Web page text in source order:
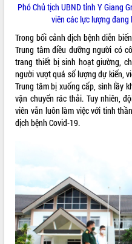
vụ 6 tháng cuối năm 2026
Kỳ họp thứ Hai, Hội đồng nhân dân
tỉnh khóa XI quyết nghị nhiều nội dung
quan trọng
Bí thư Tỉnh ủy Lương Nguyễn Minh
Triết thăm, tặng quà người có công với
cách mạng
Rà soát, hoàn thiện hệ thống thiết chế
văn hóa, thể thao đáp ứng yêu cầu
phát triển mới
Lễ truy điệu và an táng hài cốt liệt sĩ
tại Nghĩa trang Liệt sĩ xã Sơn Hòa
Bàn giải pháp tháo gỡ khó khăn trong
xuất khẩu sầu riêng và triển khai quy
định EUDR
ALBUM ẢNH
THỐNG KÊ TRUY CẬP
Phó Chủ tịch UBND tỉnh Y Giang
viên các lực lượng
Trong bối cảnh dịch bệnh diễn
Trung tâm điều dưỡng người có
trang thiết bị sinh hoạt giường,
người vượt quá số lượng dự kiến,
Trung tâm bị xuống cấp, sình lầy
vận chuyển rác thải. Tuy nhiên,
viên vẫn luôn làm việc với tinh
dịch bệnh Covid-19.